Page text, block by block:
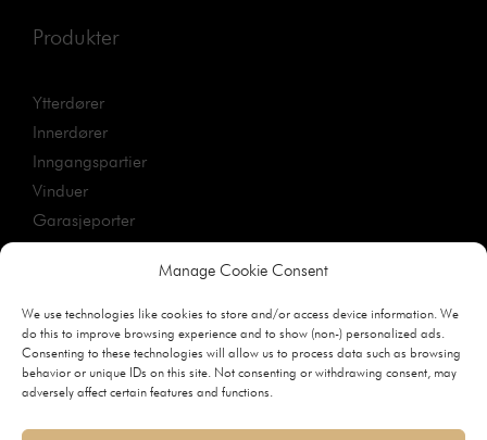
Manage Cookie Consent
We use technologies like cookies to store and/or access device information. We
do this to improve browsing experience and to show (non-) personalized ads.
Consenting to these technologies will allow us to process data such as browsing
behavior or unique IDs on this site. Not consenting or withdrawing consent, may
adversely affect certain features and functions.
Produkter
Ytterdører
Innerdører
Inngangspartier
Vinduer
Garasjeporter
Tilbehør
Om Bovalls
Arv & historie